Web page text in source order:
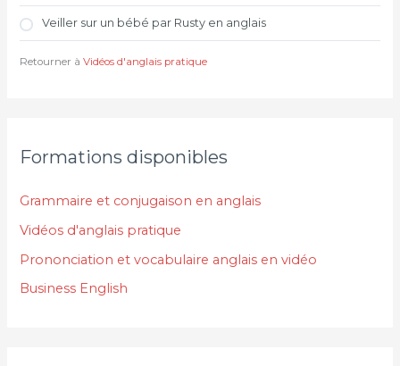
Veiller sur un bébé par Rusty en anglais
Retourner àVidéos d'anglais pratique
Formations disponibles
Grammaire et conjugaison en anglais
Vidéos d'anglais pratique
Prononciation et vocabulaire anglais en vidéo
Business English